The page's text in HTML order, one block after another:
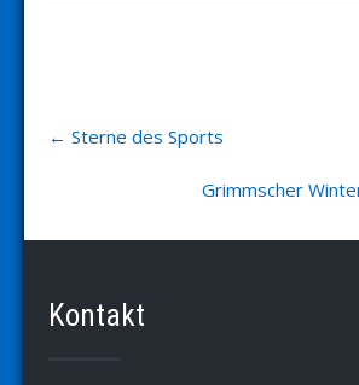
navigation
← Sterne des Sports
Grimmscher
Kontakt